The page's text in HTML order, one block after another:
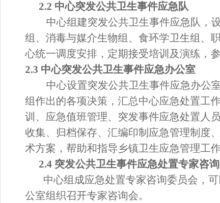
2.2 中心突发公共卫生事件应急队
中心组建突发公共卫生事件应急队，
组、消毒与媒介生物组、食环学卫生组、
心统一调度安排，定期接受培训及演练，
2.3 中心突发公共卫生事件应急办公室
中心设置突发公共卫生事件应急办公
组作出的各项决策，汇总中心应急处置工
训、应急值班管理、突发事件应急处置人
收集、归档保存、汇编印制应急管理制度
术方案，帮助和指导乡镇卫生应急管理工
2.4 突发公共卫生事件应急处置专家咨
中心组成应急处置专家咨询委员会，
公室组织召开专家咨询会。